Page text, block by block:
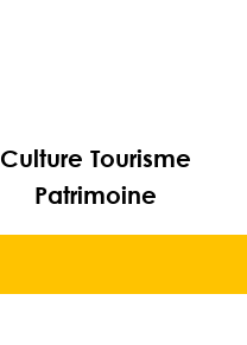
Culture Tourisme
Patrimoine